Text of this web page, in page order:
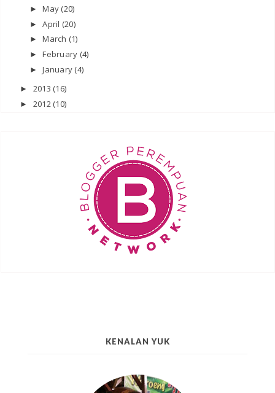
►May (20)
►April (20)
►March (1)
►February (4)
►January (4)
► 2013 (16)
► 2012 (10)
KENALAN YUK